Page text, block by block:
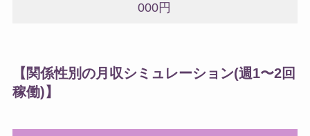
000円
【関係性別の月収シミュレーション(週1〜2回
稼働)】